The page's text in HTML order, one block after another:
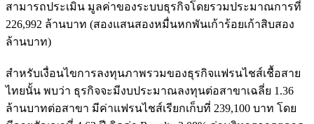
สามารถประเมิน มูลค่าของระบบธุรกิจโดยรวมประมาณการที่
226,992 ล้านบาท (สองแสนสองหมื่นหกพันเก้าร้อยเก้าสิบสอง
ล้านบาท)
สำหรับเงื่อนไขการลงทุนภาพรวมของธุรกิจแฟรนไชส์เชื้อสาย
ไทยนั้น พบว่า ธุรกิจจะมีงบประมาณลงทุนต่อสาขาเฉลี่ย 1.36
ล้านบาทต่อสาขา มีค่าแฟรนไชส์เรียกเก็บที่ 239,100 บาท โดย